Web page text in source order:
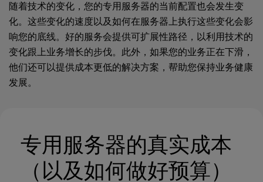
随着技术的变化，您的专用服务器的当前配置也会发生变
化。这些变化的速度以及如何在服务器上执行这些变化会影
响您的底线。好的服务会提供可扩展性路径，以利用技术的
变化跟上业务增长的步伐。此外，如果您的业务正在下滑，
他们还可以提供成本更低的解决方案，帮助您保持业务健康
发展。
专用服务器的真实成本
（以及如何做好预算）